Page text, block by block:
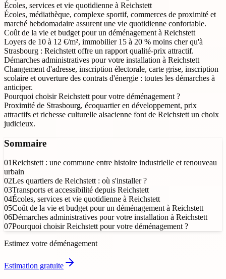
Écoles, services et vie quotidienne à Reichstett
Écoles, médiathèque, complexe sportif, commerces de proximité et
marché hebdomadaire assurent une vie quotidienne confortable.
Coût de la vie et budget pour un déménagement à Reichstett
Loyers de 10 à 12 €/m², immobilier 15 à 20 % moins cher qu'à
Strasbourg : Reichstett offre un rapport qualité-prix attractif.
Démarches administratives pour votre installation à Reichstett
Changement d'adresse, inscription électorale, carte grise, inscription
scolaire et ouverture des contrats d'énergie : toutes les démarches à
anticiper.
Pourquoi choisir Reichstett pour votre déménagement ?
Proximité de Strasbourg, écoquartier en développement, prix
attractifs et richesse culturelle alsacienne font de Reichstett un choix
judicieux.
Sommaire
01Reichstett : une commune entre histoire industrielle et renouveau
urbain
02Les quartiers de Reichstett : où s'installer ?
03Transports et accessibilité depuis Reichstett
04Écoles, services et vie quotidienne à Reichstett
05Coût de la vie et budget pour un déménagement à Reichstett
06Démarches administratives pour votre installation à Reichstett
07Pourquoi choisir Reichstett pour votre déménagement ?
Estimez votre déménagement
Estimation gratuite